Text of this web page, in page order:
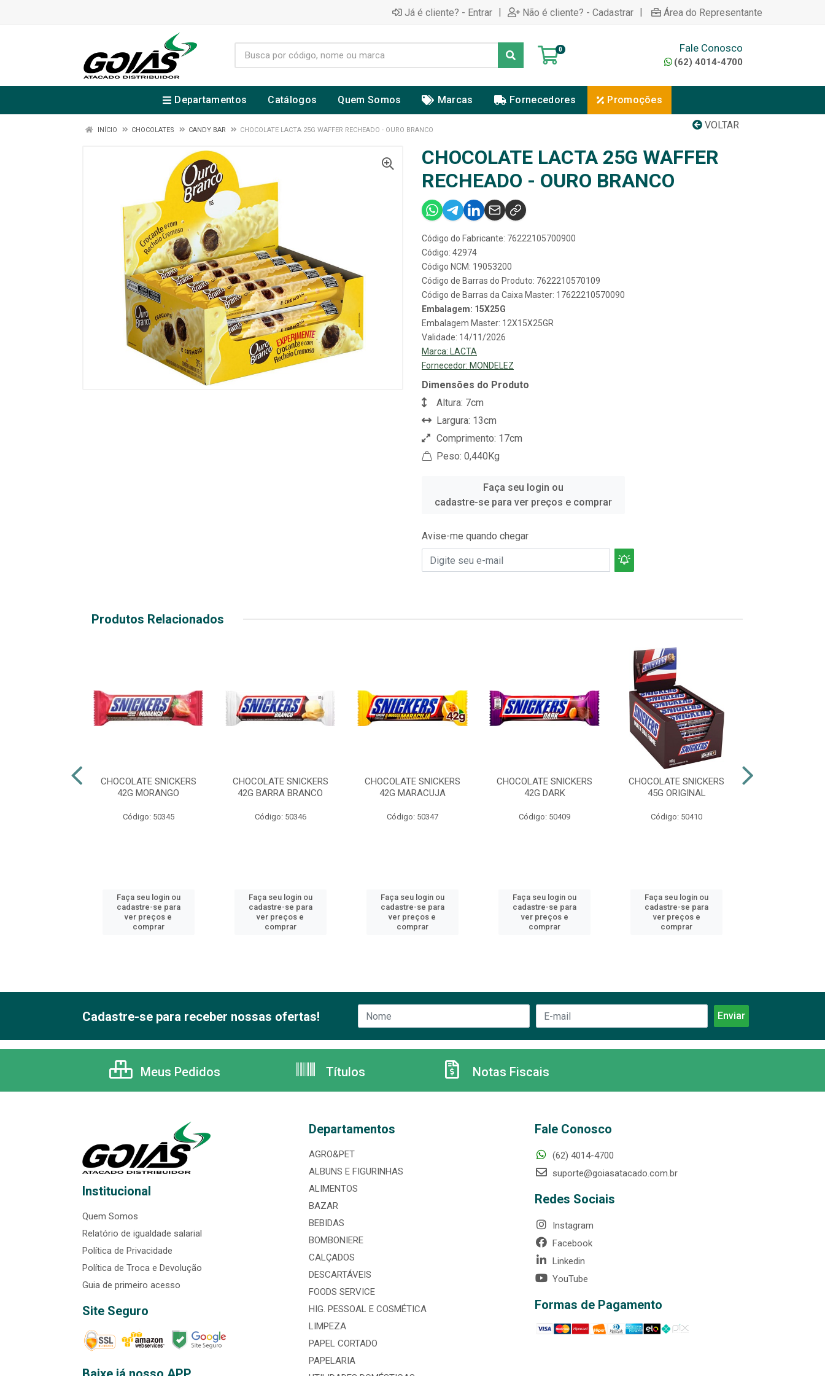
Já é cliente? - Entrar | Não é cliente? - Cadastrar | Área do Representante
0 Fale Conosco
(62) 4014-4700
Departamentos Catálogos Quem Somos Marcas Fornecedores Promoções
VOLTAR
INÍCIO CHOCOLATES CANDY BAR CHOCOLATE LACTA 25G WAFFER RECHEADO - OURO BRANCO
CHOCOLATE LACTA 25G WAFFER
RECHEADO - OURO BRANCO
Código do Fabricante: 76222105700900
Código: 42974
Código NCM: 19053200
Código de Barras do Produto: 7622210570109
Código de Barras da Caixa Master: 17622210570090
Embalagem: 15X25G
Embalagem Master: 12X15X25GR
Validade: 14/11/2026
Marca:
LACTA
Fornecedor: MONDELEZ
Dimensões do Produto
Altura: 7cm
Largura: 13cm
Comprimento: 17cm
Peso: 0,440Kg
Faça seu login ou
cadastre-se para ver preços e comprar
Avise-me quando chegar
Produtos Relacionados
CHOCOLATE SNICKERS
42G MORANGO
Código: 50345
Faça seu login ou
cadastre-se para
ver preços e
comprar
CHOCOLATE SNICKERS
42G BARRA BRANCO
Código: 50346
Faça seu login ou
cadastre-se para
ver preços e
comprar
CHOCOLATE SNICKERS
42G MARACUJA
Código: 50347
Faça seu login ou
cadastre-se para
ver preços e
comprar
CHOCOLATE SNICKERS
42G DARK
Código: 50409
Faça seu login ou
cadastre-se para
ver preços e
comprar
CHOCOLATE SNICKERS
45G ORIGINAL
Código: 50410
Faça seu login ou
cadastre-se para
ver preços e
comprar
Cadastre-se para receber nossas ofertas!
Meus Pedidos Títulos Notas Fiscais
Institucional
Quem Somos
Relatório de igualdade salarial
Política de Privacidade
Política de Troca e Devolução
Guia de primeiro acesso
Site Seguro
Departamentos
AGRO&PET
ALBUNS E FIGURINHAS
ALIMENTOS
BAZAR
BEBIDAS
BOMBONIERE
CALÇADOS
DESCARTÁVEIS
FOODS SERVICE
HIG. PESSOAL E COSMÉTICA
LIMPEZA
PAPEL CORTADO
PAPELARIA
Fale Conosco
(62) 4014-4700
suporte@goiasatacado.com.br
Redes Sociais
Instagram
Facebook
Linkedin
YouTube
Formas de Pagamento